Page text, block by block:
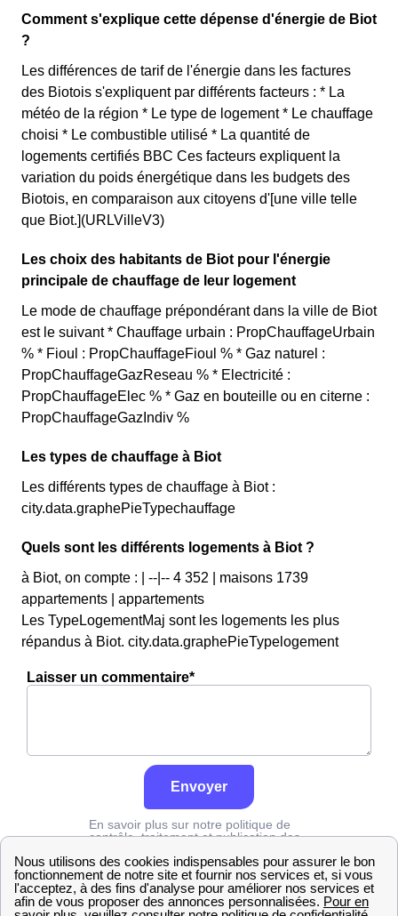
Comment s'explique cette dépense d'énergie de Biot
?
Les différences de tarif de l'énergie dans les factures
des Biotois s'expliquent par différents facteurs : * La
météo de la région * Le type de logement * Le chauffage
choisi * Le combustible utilisé * La quantité de
logements certifiés BBC Ces facteurs expliquent la
variation du poids énergétique dans les budgets des
Biotois, en comparaison aux citoyens d'[une ville telle
que Biot.](URLVilleV3)
Les choix des habitants de Biot pour l'énergie
principale de chauffage de leur logement
Le mode de chauffage prépondérant dans la ville de Biot
est le suivant * Chauffage urbain : PropChauffageUrbain
% * Fioul : PropChauffageFioul % * Gaz naturel :
PropChauffageGazReseau % * Electricité :
PropChauffageElec % * Gaz en bouteille ou en citerne :
PropChauffageGazIndiv %
Les types de chauffage à Biot
Les différents types de chauffage à Biot :
city.data.graphePieTypechauffage
Quels sont les différents logements à Biot ?
à Biot, on compte : | --|-- 4 352 | maisons 1739
appartements | appartements
Les TypeLogementMaj sont les logements les plus
répandus à Biot. city.data.graphePieTypelogement
Laisser un commentaire*
Envoyer
En savoir plus sur notre politique de
contrôle, traitement et publication des
Edf Alpes-Maritimes Biot